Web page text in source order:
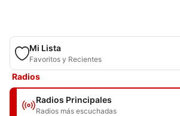
Mi Lista
Favoritos y Recientes
Radios
Radios Principales
Radios más escuchadas